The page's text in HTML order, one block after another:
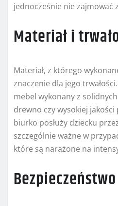
jednocześnie nie zajmować
Materiał i
Materiał, z którego
znaczenie dla jego
mebel wykonany z
drewno czy wysokiej jakości
biurko posłuży dziecku
szczególnie ważne w
które są narażone na
Bezpieczeństwo